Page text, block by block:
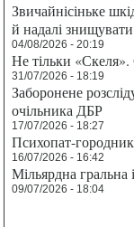
Звичайнісіньке
й надалі
04/08/2026 - 20:19
Не тільки
31/07/2026 - 18:19
Заборонене
очільника ДБР
17/07/2026 - 18:27
Психопат-
16/07/2026 - 16:42
Мільярдна
09/07/2026 - 18:04